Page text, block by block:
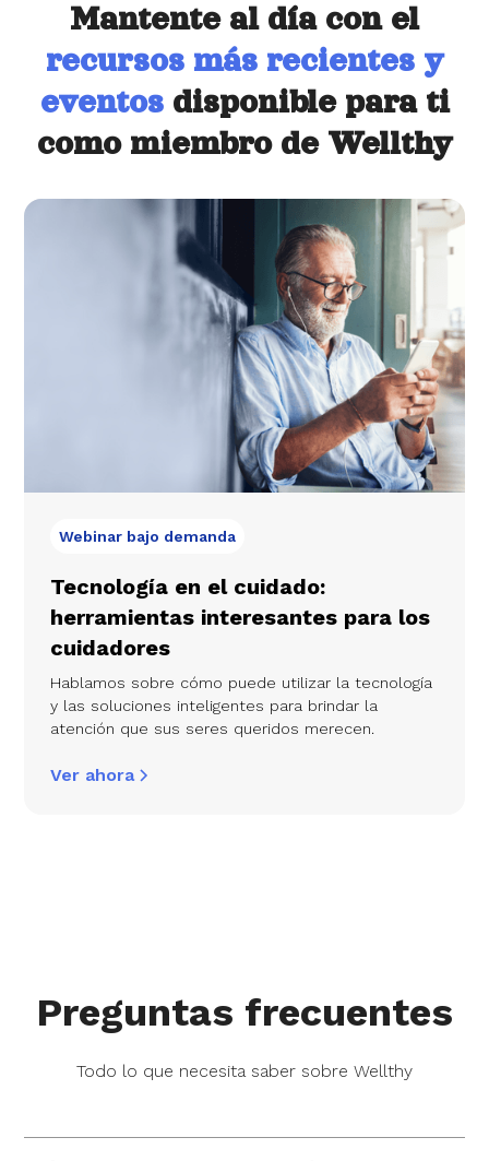
Mantente al día con el
recursos más recientes y
eventosdisponible para ti
como miembro de Wellthy
Webinar bajo demanda
Tecnología en el cuidado:
herramientas interesantes para los
cuidadores
Hablamos sobre cómo puede utilizar la tecnología
y las soluciones inteligentes para brindar la
atención que sus seres queridos merecen.
Ver ahora
Preguntas frecuentes
Todo lo que necesita saber sobre Wellthy